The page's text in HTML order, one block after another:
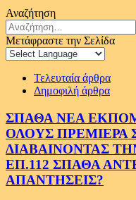
Αναζήτηση
Αναζήτηση
για:
Μετάφραστε την Σελίδα
Τελευταία άρθρα
Δημοφιλή άρθρα
ΣΠΑΘΑ ΝΕΑ
ΟΛΟΥΣ ΠΡΕΜΙΕΡΑ
ΔΙΑΒΑΙΝΟΝΤΑΣ
ΕΠ.112 ΣΠΑΘΑ
ΑΠΑΝΤΗΣΕΙΣ?